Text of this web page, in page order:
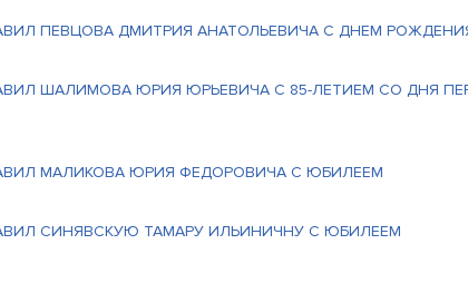
ПЕВЦОВА ДМИТРИЯ АНАТОЛЬЕВИЧА С ДНЕМ
ШАЛИМОВА ЮРИЯ ЮРЬЕВИЧА С 85-ЛЕТИЕМ СО ДНЯ
МАЛИКОВА ЮРИЯ ФЕДОРОВИЧА С ЮБИЛЕЕМ
СИНЯВСКУЮ ТАМАРУ ИЛЬИНИЧНУ С ЮБИЛЕЕМ